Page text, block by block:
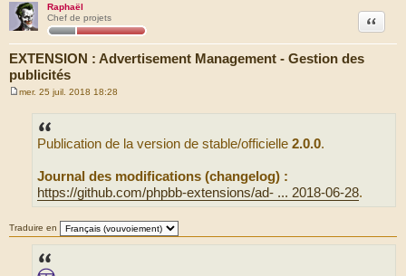
Raphaël
Chef de projets
EXTENSION : Advertisement Management - Gestion des
publicités
Citation
mer. 25 juil. 2018 18:28
Publication de la version de stable/officielle 2.0.0.
Journal des modifications (changelog) :
https://github.com/phpbb-extensions/ad- ... 2018-06-28.
Traduire en